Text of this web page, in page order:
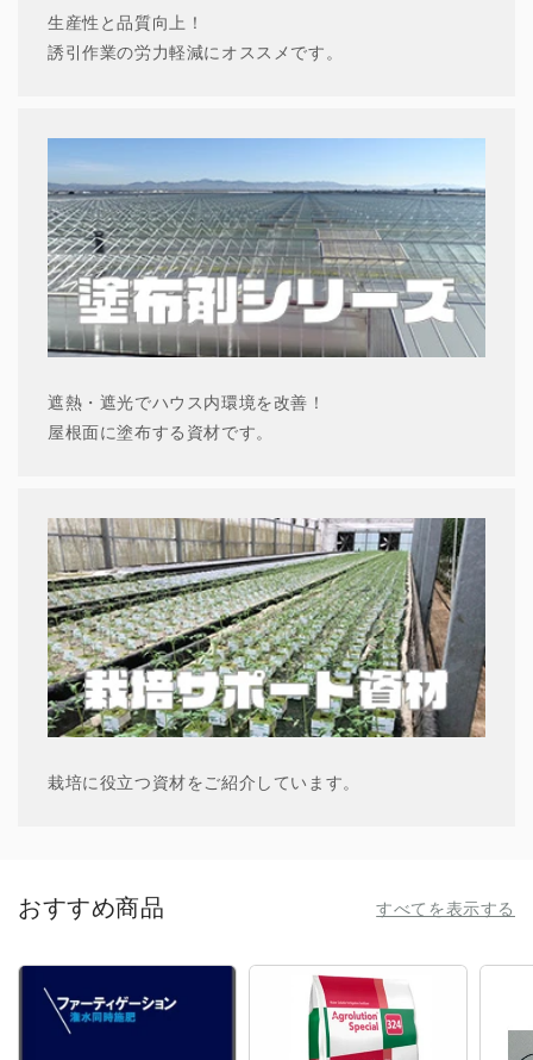
生産性と品質向上！
誘引作業の労力軽減にオススメです。
遮熱・遮光でハウス内環境を改善！
屋根面に塗布する資材です。
栽培に役立つ資材をご紹介しています。
おすすめ商品 すべてを表示する